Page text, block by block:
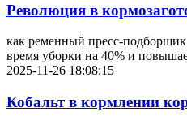
Революция в
как ременный пресс-
время уборки на 40% и
2025-11-26 18:08:15
Кобальт в кормлении